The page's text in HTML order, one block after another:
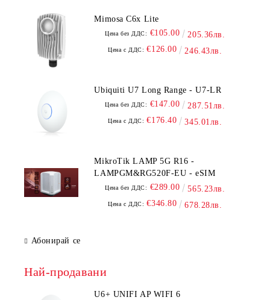
Mimosa C6x Lite
Цена без ДДС: €105.00 205.36лв.
Цена с ДДС: €126.00 246.43лв.
Ubiquiti U7 Long Range - U7-LR
Цена без ДДС: €147.00 287.51лв.
Цена с ДДС: €176.40 345.01лв.
MikroTik LAMP 5G R16 -
LAMPGM&RG520F-EU - eSIM
Цена без ДДС: €289.00 565.23лв.
Цена с ДДС: €346.80 678.28лв.
Абонирай се
Най-продавани
U6+ UNIFI AP WIFI 6